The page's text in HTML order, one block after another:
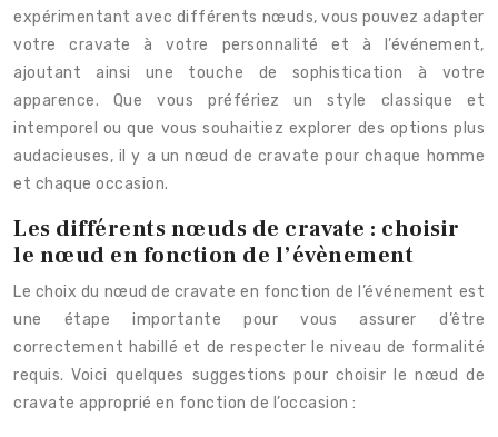
expérimentant avec différents nœuds, vous pouvez adapter
votre cravate à votre personnalité et à l’événement,
ajoutant ainsi une touche de sophistication à votre
apparence. Que vous préfériez un style classique et
intemporel ou que vous souhaitiez explorer des options plus
audacieuses, il y a un nœud de cravate pour chaque homme
et chaque occasion.
Les différents nœuds de cravate : choisir
le nœud en fonction de l’évènement
Le choix du nœud de cravate en fonction de l’événement est
une étape importante pour vous assurer d’être
correctement habillé et de respecter le niveau de formalité
requis. Voici quelques suggestions pour choisir le nœud de
cravate approprié en fonction de l’occasion :